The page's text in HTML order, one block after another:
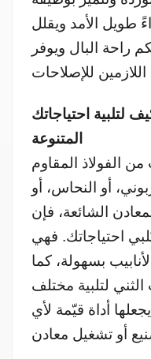
طويل الأمد ويقلل
راحة البال ويوفر
لتلبية احتياجاتك
المتنوعة
الفولاذ المقاوم
أو النحاس، أو
الشائعة، فإن
تُلبي احتياجاتك. فهي
بسهولة، كما
لتلبية مختلف
أداة قيّمة لأي